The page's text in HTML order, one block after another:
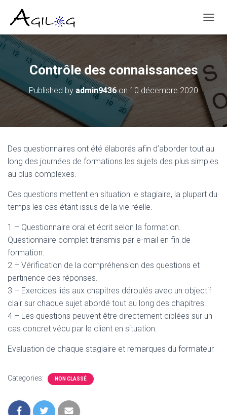
O
L
E
N
I
I
O
Contrôle des connaissances
Published by admin9436on 10 décembre 2020
Des questionnaires ont été élaborés afin d’aborder tout au
long des journées de formations les sujets des plus simples
au plus complexes.
Ces questions mettent en situation le stagiaire, la plupart du
temps les cas étant issus de la vie réelle.
1 – Questionnaire oral et écrit selon la formation.
Questionnaire complet transmis par e-mail en fin de
formation.
2 – Vérification de la compréhension des questions et
pertinence des réponses.
3 – Exercices liés aux chapitres déroulés avec un objectif
clair sur chaque sujet abordé tout au long des chapitres.
4 – Les questions peuvent être directement ciblées sur un
cas concret vécu par le client en situation.
Evaluation de chaque stagiaire et remarques du formateur
Categories: NON CLASSÉ